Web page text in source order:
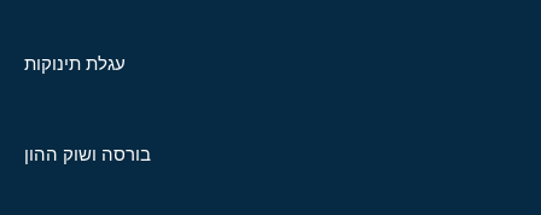
עגלת תינוקות
בורסה ושוק ההון